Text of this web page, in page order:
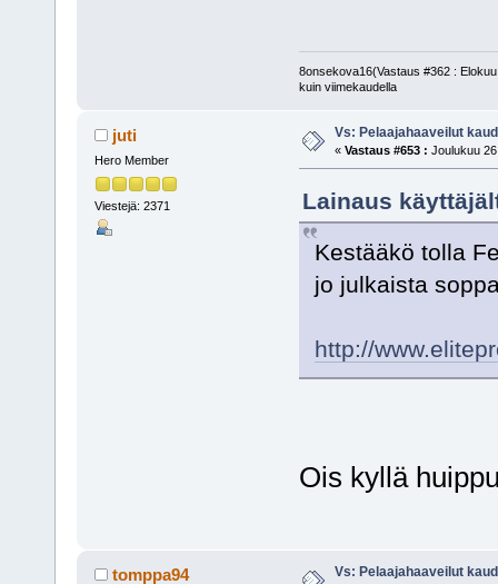
8onsekova16(Vastaus #362 :
kuin viimekaudella
juti
Hero Member
Viestejä: 2371
Vs: Pelaajahaaveilut
« Vastaus #653 : Joulukuu
Lainaus
Kestääkö tolla
jo julkaista
http://
Ois kyllä
tomppa94 Vs: Pelaajahaaveilut